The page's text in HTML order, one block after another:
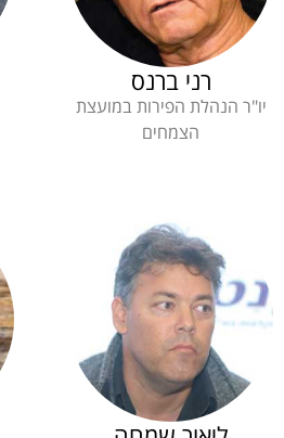
רני ברנס
יו"ר הנהלת הפירות במועצת
הצמחים